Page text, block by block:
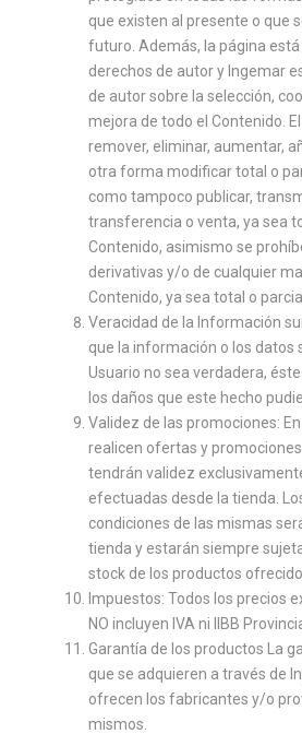
que existen al presente o que
futuro. Además, la página
derechos de autor y Ingemar
de autor sobre la selección,
mejora de todo el Contenido.
remover, eliminar, aumentar,
otra forma modificar total o
como tampoco publicar,
transferencia o venta, ya sea
Contenido, asimismo se
derivativas y/o de cualquier
Contenido, ya sea total o
Veracidad de la Información
que la información o los datos
Usuario no sea verdadera,
los daños que este hecho
Validez de las promociones:
realicen ofertas y
tendrán validez
efectuadas desde la tienda.
condiciones de las mismas
tienda y estarán siempre
stock de los productos
Impuestos: Todos los precios
NO incluyen IVA ni IIBB
Garantía de los productos La
que se adquieren a través de
ofrecen los fabricantes y/o
mismos.